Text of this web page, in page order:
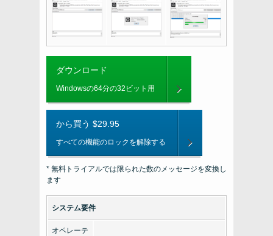
ダウンロード
Windowsの64分の32ビット用
から買う $29.95
すべての機能のロックを解除する
* 無料トライアルでは限られた数のメッセージを変換し
ます
システム要件
オペレーテ